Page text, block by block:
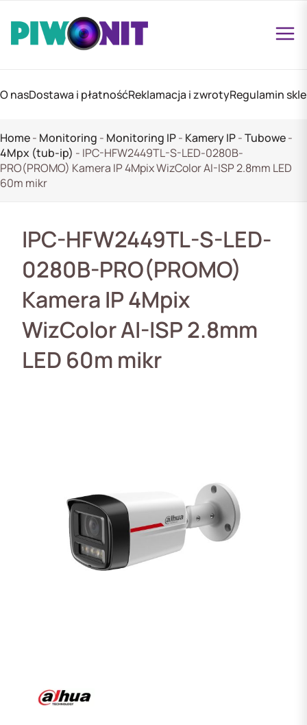
O nasDostawa i płatnośćReklamacja i zwrotyRegulamin
Home- Monitoring - Monitoring IP- Kamery IP-Tubowe-
4Mpx (tub-ip) - IPC-HFW2449TL-S-LED-0280B-
PRO(PROMO) Kamera IP 4Mpix WizColor AI-ISP 2.8mm LED
60m mikr
IPC-HFW2449TL-S-LED-
0280B-PRO(PROMO)
Kamera IP 4Mpix
WizColor AI-ISP 2.8mm
LED 60m mikr